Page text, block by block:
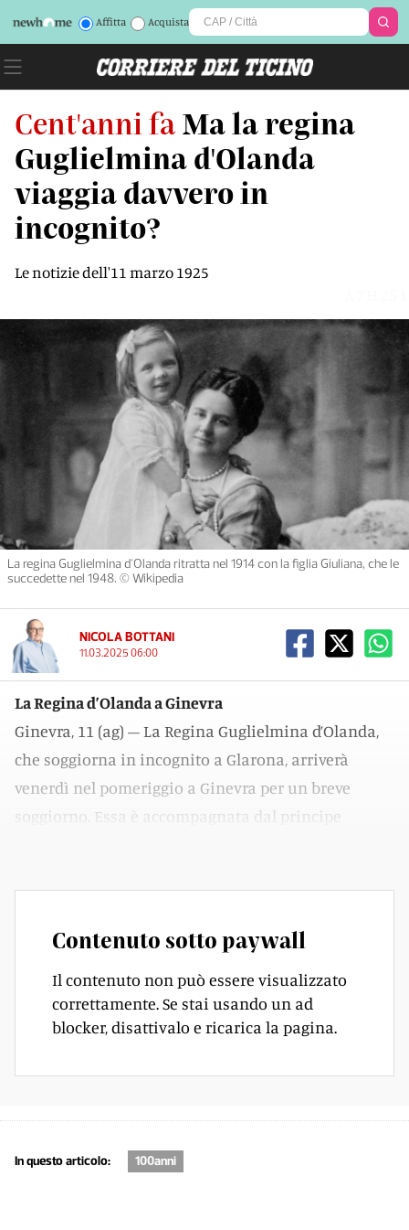
Affitta Acquista
Cent'anni fa Ma la regina
Guglielmina d'Olanda
viaggia davvero in
incognito?
Le notizie dell'11 marzo 1925
La regina Guglielmina d'Olanda ritratta nel 1914 con la figlia Giuliana, che le
succedette nel 1948. © Wikipedia
NICOLA BOTTANI
11.03.2025 06:00
La Regina d’Olanda a Ginevra
Ginevra, 11 (ag) – La Regina Guglielmina d’Olanda,
che soggiorna in incognito a Glarona, arriverà
venerdì nel pomeriggio a Ginevra per un breve
soggiorno. Essa è accompagnata dal principe
Contenuto sotto paywall
Il contenuto non può essere visualizzato
correttamente. Se stai usando un ad
blocker, disattivalo e ricarica la pagina.
In questo articolo: 100anni